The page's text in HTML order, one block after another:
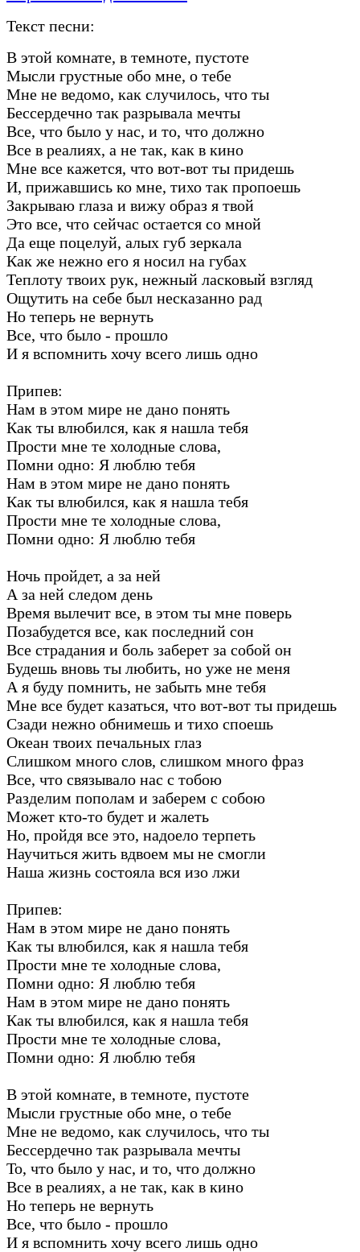
Текст песни:
В этой комнате, в темноте, пустоте
Мысли грустные обо мне, о тебе
Мне не ведомо, как случилось, что ты
Бессердечно так разрывала мечты
Все, что было у нас, и то, что должно
Все в реалиях, а не так, как в кино
Мне все кажется, что вот-вот ты придешь
И, прижавшись ко мне, тихо так пропоешь
Закрываю глаза и вижу образ я твой
Это все, что сейчас остается со мной
Да еще поцелуй, алых губ зеркала
Как же нежно его я носил на губах
Теплоту твоих рук, нежный ласковый взгляд
Ощутить на себе был несказанно рад
Но теперь не вернуть
Все, что было - прошло
И я вспомнить хочу всего лишь одно
Припев:
Нам в этом мире не дано понять
Как ты влюбился, как я нашла тебя
Прости мне те холодные слова,
Помни одно: Я люблю тебя
Нам в этом мире не дано понять
Как ты влюбился, как я нашла тебя
Прости мне те холодные слова,
Помни одно: Я люблю тебя
Ночь пройдет, а за ней
А за ней следом день
Время вылечит все, в этом ты мне поверь
Позабудется все, как последний сон
Все страдания и боль заберет за собой он
Будешь вновь ты любить, но уже не меня
А я буду помнить, не забыть мне тебя
Мне все будет казаться, что вот-вот ты придешь
Сзади нежно обнимешь и тихо споешь
Океан твоих печальных глаз
Слишком много слов, слишком много фраз
Все, что связывало нас с тобою
Разделим пополам и заберем с собою
Может кто-то будет и жалеть
Но, пройдя все это, надоело терпеть
Научиться жить вдвоем мы не смогли
Наша жизнь состояла вся изо лжи
Припев:
Нам в этом мире не дано понять
Как ты влюбился, как я нашла тебя
Прости мне те холодные слова,
Помни одно: Я люблю тебя
Нам в этом мире не дано понять
Как ты влюбился, как я нашла тебя
Прости мне те холодные слова,
Помни одно: Я люблю тебя
В этой комнате, в темноте, пустоте
Мысли грустные обо мне, о тебе
Мне не ведомо, как случилось, что ты
Бессердечно так разрывала мечты
То, что было у нас, и то, что должно
Все в реалиях, а не так, как в кино
Но теперь не вернуть
Все, что было - прошло
И я вспомнить хочу всего лишь одно